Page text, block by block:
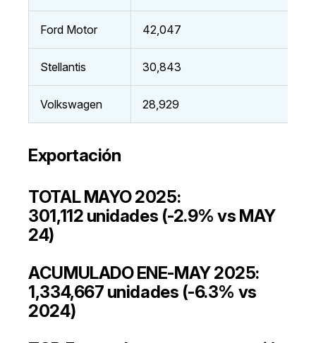
Ford Motor 42,047
Stellantis 30,843
Volkswagen 28,929
Exportación
TOTAL MAYO 2025:
301,112 unidades (-2.9% vs MAY
24)
ACUMULADO ENE-MAY 2025:
1,334,667 unidades (-6.3% vs
2024)